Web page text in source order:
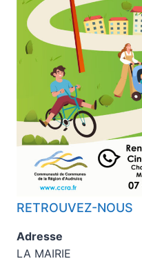
RETROUVEZ-NOUS
Adresse
LA MAIRIE